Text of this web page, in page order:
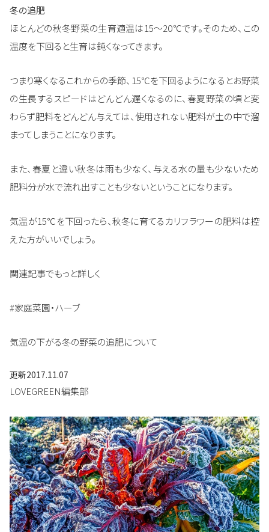
冬の追肥
ほとんどの秋冬野菜の生育適温は15～20℃です。そのため、この
温度を下回ると生育は鈍くなってきます。
つまり寒くなるこれからの季節、15℃を下回るようになるとお野菜
の生長するスピードはどんどん遅くなるのに、春夏野菜の頃と変
わらず肥料をどんどん与えては、使用されない肥料が土の中で溜
まってしまうことになります。
また、春夏と違い秋冬は雨も少なく、与える水の量も少ないため
肥料分が水で流れ出すことも少ないということになります。
気温が15℃を下回ったら、秋冬に育てるカリフラワーの肥料は控
えた方がいいでしょう。
関連記事でもっと詳しく
#家庭菜園・ハーブ
気温の下がる冬の野菜の追肥について
更新2017.11.07
LOVEGREEN編集部